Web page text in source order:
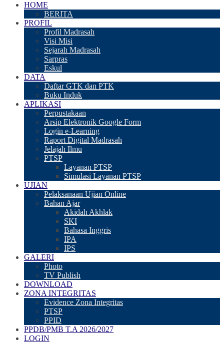
HOME
BERITA
PROFIL
Profil Madrasah
Visi Misi
Sejarah Madrasah
Sarpras
Eskul
DATA
Daftar GTK dan PTK
Buku Induk
APLIKASI
Perpustakaan
Arsip Elektronik Google Form
Login e-Learning
Raport Digital Madrasah
Jelajah Ilmu
PTSP
Layanan PTSP
Simulasi Layanan PTSP
UJIAN
Pelaksanaan Ujian Online
Bahan Ajar
Akidah Akhlak
SKI
Bahasa Inggris
IPA
IPS
GALERI
Photo
TV Publish
DOWNLOAD
ZONA INTEGRITAS
Evidence Zona Integritas
PTSP
PPID
PPDB/PMB T.A 2026/2027
LOGIN